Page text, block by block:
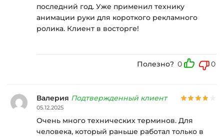
последний год. Уже применил технику
анимации руки для короткого рекламного
ролика. Клиент в восторге!
Полезно? 0 0
Валерия Подтвержденный клиент
05.12.2025
Очень много технических терминов. Для
человека, который раньше работал только в